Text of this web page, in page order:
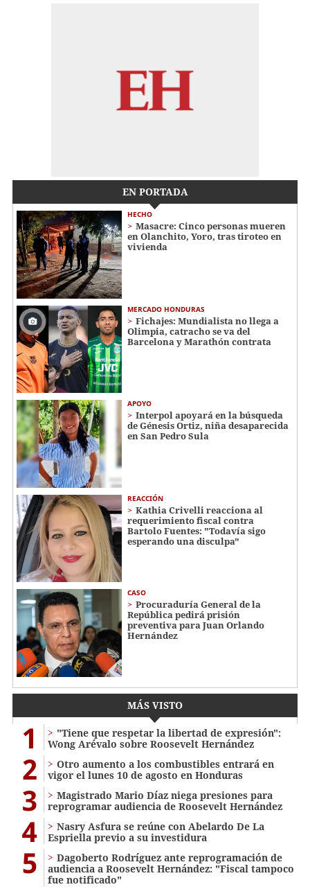
EN PORTADA
HECHO
Masacre: Cinco personas mueren
en Olanchito, Yoro, tras tiroteo en
vivienda
MERCADO HONDURAS
Fichajes: Mundialista no llega a
Olimpia, catracho se va del
Barcelona y Marathón contrata
APOYO
Interpol apoyará en la búsqueda
de Génesis Ortiz, niña desaparecida
en San Pedro Sula
REACCIÓN
Kathia Crivelli reacciona al
requerimiento fiscal contra
Bartolo Fuentes: "Todavía sigo
esperando una disculpa"
CASO
Procuraduría General de la
República pedirá prisión
preventiva para Juan Orlando
Hernández
MÁS VISTO
1
"Tiene que respetar la libertad de expresión":
Wong Arévalo sobre Roosevelt Hernández
2
Otro aumento a los combustibles entrará en
vigor el lunes 10 de agosto en Honduras
3
Magistrado Mario Díaz niega presiones para
reprogramar audiencia de Roosevelt Hernández
4
Nasry Asfura se reúne con Abelardo De La
Espriella previo a su investidura
5
Dagoberto Rodríguez ante reprogramación de
audiencia a Roosevelt Hernández: "Fiscal tampoco
fue notificado"